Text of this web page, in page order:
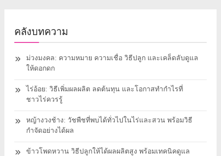
คลังบทความ
ม่วงมงคล: ความหมาย ความเชื่อ วิธีปลูก และเคล็ดลับดูแล
ให้ดอกดก
ไร่อ้อย: วิธีเพิ่มผลผลิต ลดต้นทุน และโอกาสทำกำไรที่
ชาวไร่ควรรู้
หญ้างวงช้าง: วัชพืชที่พบได้ทั่วไปในไร่และสวน พร้อมวิธี
กำจัดอย่างได้ผล
ข้าวโพดหวาน วิธีปลูกให้ได้ผลผลิตสูง พร้อมเทคนิคดูแล